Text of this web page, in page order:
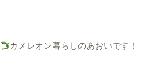
カメレオン暮らしのあおいです！